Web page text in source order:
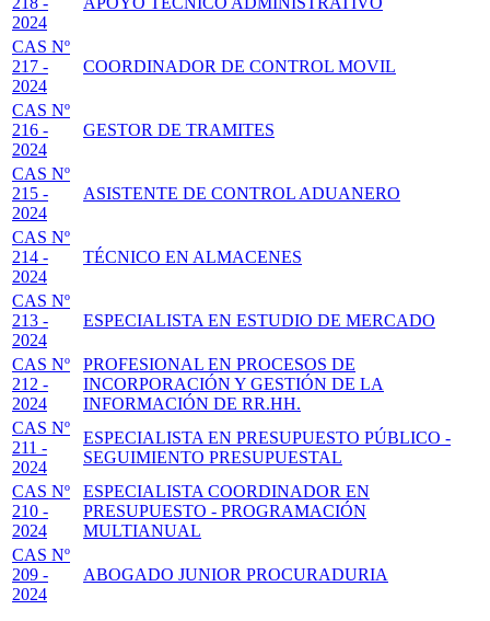
2024
CAS Nº
217 -
2024
COORDINADOR DE CONTROL MOVIL
CAS Nº
216 -
2024
GESTOR DE TRAMITES
CAS Nº
215 -
2024
ASISTENTE DE CONTROL ADUANERO
CAS Nº
214 -
2024
TÉCNICO EN ALMACENES
CAS Nº
213 -
2024
ESPECIALISTA EN ESTUDIO DE MERCADO
CAS Nº
212 -
2024
PROFESIONAL EN PROCESOS DE
INCORPORACIÓN Y GESTIÓN DE LA
INFORMACIÓN DE RR.HH.
CAS Nº
211 -
2024
ESPECIALISTA EN PRESUPUESTO PÚBLICO -
SEGUIMIENTO PRESUPUESTAL
CAS Nº
210 -
2024
ESPECIALISTA COORDINADOR EN
PRESUPUESTO - PROGRAMACIÓN
MULTIANUAL
CAS Nº
209 -
2024
ABOGADO JUNIOR PROCURADURIA